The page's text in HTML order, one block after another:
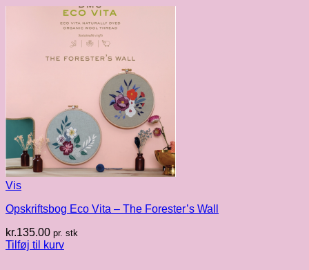
Vis
Opskriftsbog Eco Vita – The Forester’s Wall
kr.135.00 pr. stk
Tilføj til kurv